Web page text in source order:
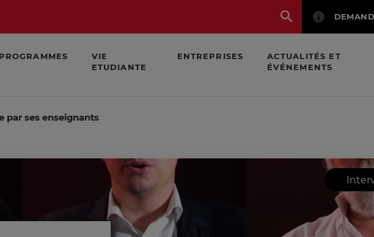
PROGRAMMES
VIE
ETUDIANTE
ENTREPRISES
ACTUALITÉS ET
ÉVÉNEMENTS
par ses enseignants